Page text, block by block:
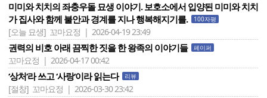
미미와 치치의 좌충우돌 묘생 이야기. 보호소에서 입양된 미미와 치치
가 집사와 함께 불안과 경계를 지나 행복해지기를.
100자평
[오늘 묘생] 꼬마요정 | 2026-04-19 23:49
권력의 비호 아래 끔찍한 짓을 한 왕족의 이야기들 페이퍼
꼬마요정 | 2026-04-17 00:42
‘상처‘라 쓰고 ‘사랑‘이라 읽는다 리뷰
[절창] 꼬마요정 | 2026-03-30 23:42